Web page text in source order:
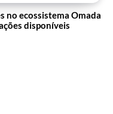
no ecossistema Omada
disponíveis